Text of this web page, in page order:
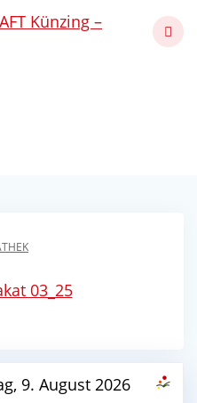
03_25
9. August 2026